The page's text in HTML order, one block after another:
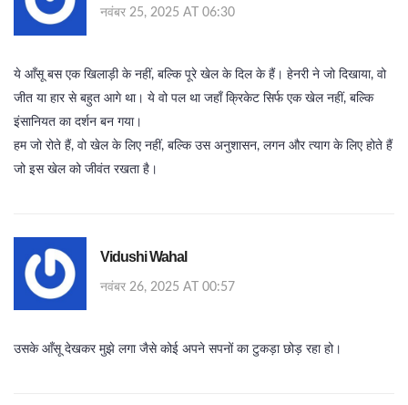
नवंबर 25, 2025 AT 06:30
ये आँसू बस एक खिलाड़ी के नहीं, बल्कि पूरे खेल के दिल के हैं। हेनरी ने जो दिखाया, वो
जीत या हार से बहुत आगे था। ये वो पल था जहाँ क्रिकेट सिर्फ एक खेल नहीं, बल्कि
इंसानियत का दर्शन बन गया।
हम जो रोते हैं, वो खेल के लिए नहीं, बल्कि उस अनुशासन, लगन और त्याग के लिए होते हैं
जो इस खेल को जीवंत रखता है।
Vidushi Wahal
नवंबर 26, 2025 AT 00:57
उसके आँसू देखकर मुझे लगा जैसे कोई अपने सपनों का टुकड़ा छोड़ रहा हो।